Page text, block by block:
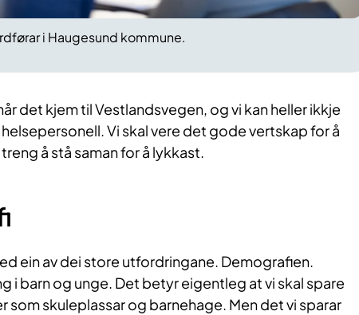
i Haugesund kommune.
det kjem til Vestlandsvegen, og vi kan heller ikkje
Vi skal vere det gode vertskap for å
å stå saman for å lykkast.
ein av dei store utfordringane. Demografien.
i barn og unge. Det betyr eigentleg at vi skal spare
som skuleplassar og barnehage. Men det vi sparar